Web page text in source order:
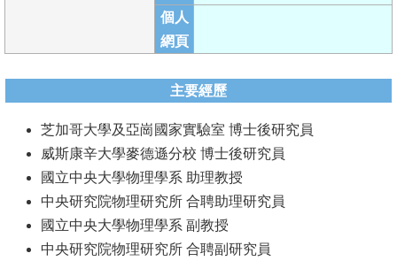
課
程
學
生
事
個人
網頁
主要經歷
芝加哥大學及亞崗國家實驗室 博士後研究員
威斯康辛大學麥德遜分校 博士後研究員
國立中央大學物理學系 助理教授
中央研究院物理研究所 合聘助理研究員
國立中央大學物理學系 副教授
中央研究院物理研究所 合聘副研究員